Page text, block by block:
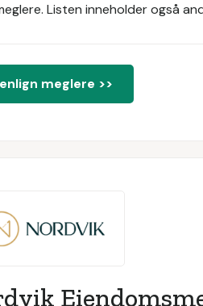
Listen inneholder også
meglere >>